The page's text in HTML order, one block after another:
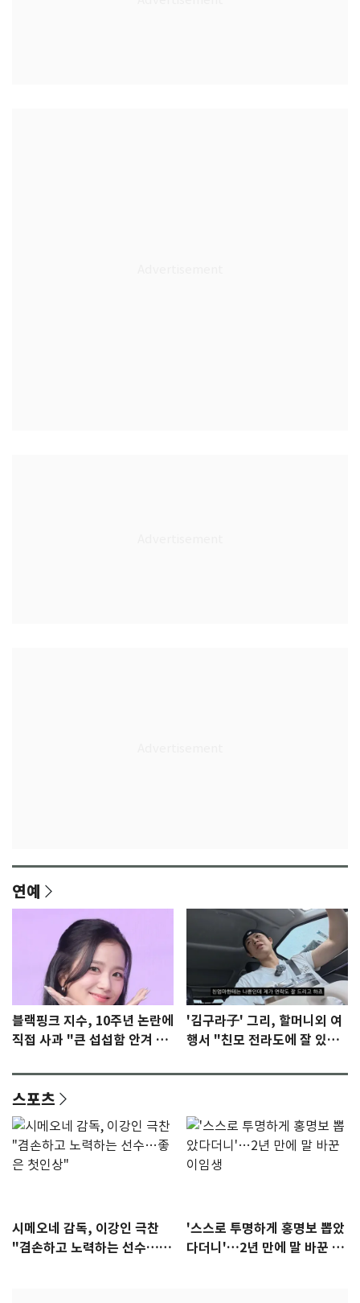
연예
블랙핑크 지수, 10주년 논란에
직접 사과 "큰 섭섭함 안겨 미
'김구라子' 그리, 할머니외 여
행서 "친모 전라도에 잘 있
스포츠
시메오네 감독, 이강인 극찬
"겸손하고 노력하는 선수…좋
'스스로 투명하게 홍명보 뽑았
다더니'…2년 만에 말 바꾼 이